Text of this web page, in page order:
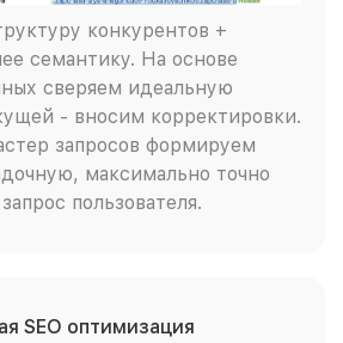
конкурентов +
семантику. На основе
сверяем идеальную
- вносим корректировки.
запросов формируем
максимально точно
пользователя.
SEO оптимизация